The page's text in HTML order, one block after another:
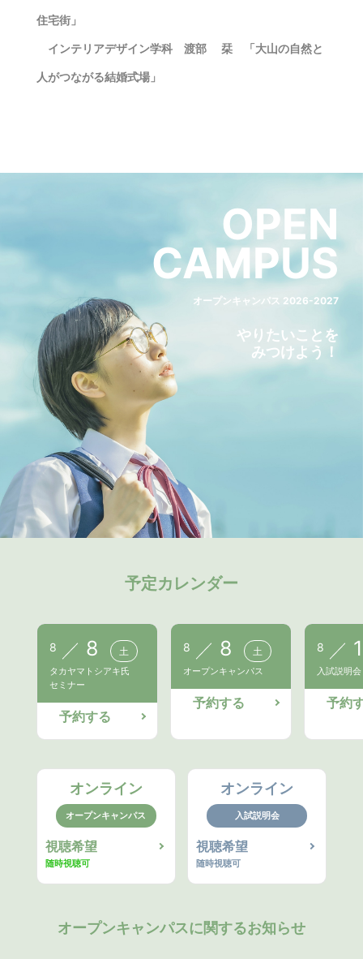
住宅街」
インテリアデザイン学科 渡部 栞 「大山の自然と
人がつながる結婚式場」
OPEN
CAMPUS
オープンキャンパス 2026-2027
やりたいことを
みつけよう！
予定カレンダー
8 8 土
タカヤマトシアキ氏
セミナー
予約する
8 8 土
オープンキャンパス
予約する
8
入試説明会
予約
オンライン
オープンキャンパス
視聴希望
随時視聴可
オンライン
入試説明会
視聴希望
随時視聴可
オープンキャンパスに関するお知らせ